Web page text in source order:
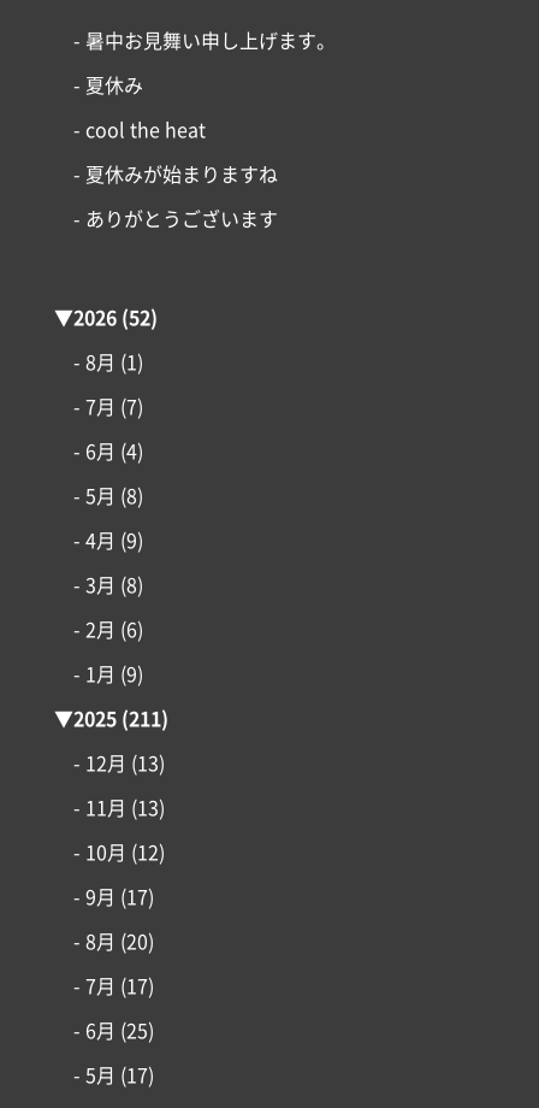
施工事例
はじめての家づくり
アイフルホームについて
リフォーム・リノベーション
土地情報
インフォメーション
- 暑中お見舞い申し上げます。
- 夏休み
- cool the heat
- 夏休みが始まりますね
- ありがとうございます
▼2026(52)
- 8月 (1)
- 7月 (7)
- 6月 (4)
- 5月 (8)
- 4月 (9)
- 3月 (8)
- 2月 (6)
- 1月 (9)
▼2025(211)
- 12月 (13)
- 11月 (13)
- 10月 (12)
- 9月 (17)
- 8月 (20)
- 7月 (17)
- 6月 (25)
- 5月 (17)